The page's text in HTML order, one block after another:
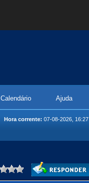
Calendário Ajuda
Hora corrente: 07-08-2026, 16:27